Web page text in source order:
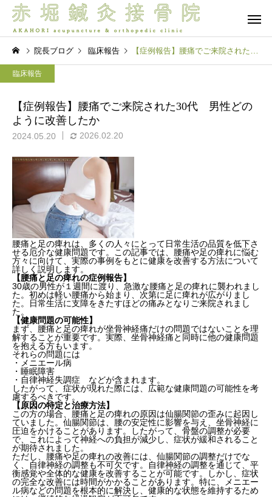
保険診療
脳バランス療法
院長ブログ
夜眠れないのは脳が休めな
いから？入眠困難の本当の
理由 前編
院長ブログ 臨床報告 【症例報告】腰痛でご来院された30代 男性どのように改善したか
臨床報告
【症例報告】腰痛でご来院された30代 男性どの
ように改善したか
2024.05.20 2026.02.20
腰痛と足の痺れは、多くの人々にとって日常生活の品質を低下さ
せる厄介な健康問題です。この記事では、腰痛や足の痺れに悩む
方々に向けて、実際の事例をもとに健康を改善する方法について
詳しく説明します。
【腰痛と足の痺れの症例報告】
30歳の男性が１週間に渡り、急激な腰痛と足の痺れに襲われまし
た。初めは軽い腰痛から始まり、次第に足に痺れが広がりまし
た。日常生活に支障をきたすほどの痛みとなりご来院されまし
た。
【健康問題の可能性】
まず、腰痛と足の痺れが坐骨神経痛だけの問題ではないことを理
解することが重要です。実際、坐骨神経痛と同時に他の健康問題
を抱える方もいます。
それらの問題には
・メニエール病
・睡眠障害
・自律神経失調症 などが含まれます。
したがって、症状が現れた際には、広範な健康問題の可能性を考
慮するべきです。
【原因の特定と治療方法】
この方の場合、腰痛と足の痺れの原因は仙腸関節の歪みに起因し
ていました。仙腸関節は、腰の安定性に影響を与え、坐骨神経に
圧迫をかけることがあります。したがって、骨盤の調整が必要
で、これによって神経への負担が減少し、症状が緩和されること
が期待されました。
ただし、腰痛や足の痺れの改善には、仙腸関節の調整だけでな
く、自律神経の調整も不可欠です。自律神経の調整を通じて、平
衡感覚や全体的な健康を改善することが可能です。しかし、症状
の完全な改善には時間がかかることがあります。特に、メニエー
ル病などの問題を根本的に解決し、健康的な状態を維持するため